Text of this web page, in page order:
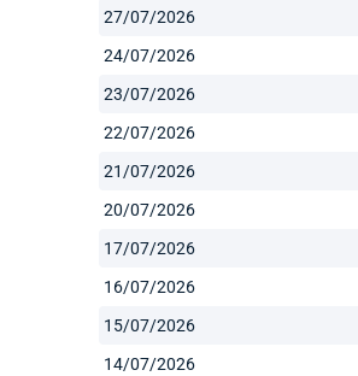
27/07/2026
24/07/2026
23/07/2026
22/07/2026
21/07/2026
20/07/2026
17/07/2026
16/07/2026
15/07/2026
14/07/2026